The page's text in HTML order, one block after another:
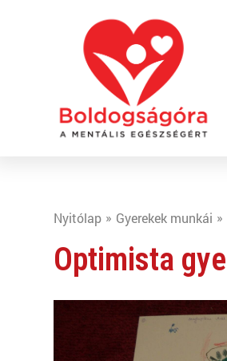
Nyitólap Gyerekek munkái
Optimista